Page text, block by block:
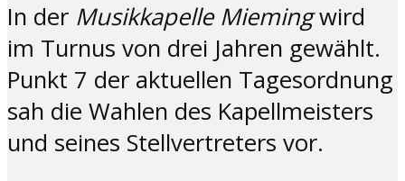
In der Musikkapelle Miemingwird
im Turnus von drei Jahren gewählt.
Punkt 7 der aktuellen Tagesordnung
sah die Wahlen des Kapellmeisters
und seines Stellvertreters vor.